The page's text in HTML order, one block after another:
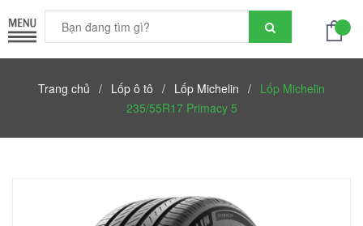
Trang chủ / Lốp ô tô / Lốp Michelin / Lốp Michelin
235/55R17 Primacy 5